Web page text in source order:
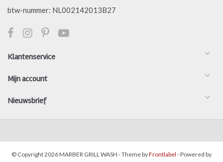
btw-nummer: NL002142013B27
Klantenservice
Mijn account
Nieuwsbrief
© Copyright 2026 MARBER GRILL WASH - Theme byFrontlabel - Powered by